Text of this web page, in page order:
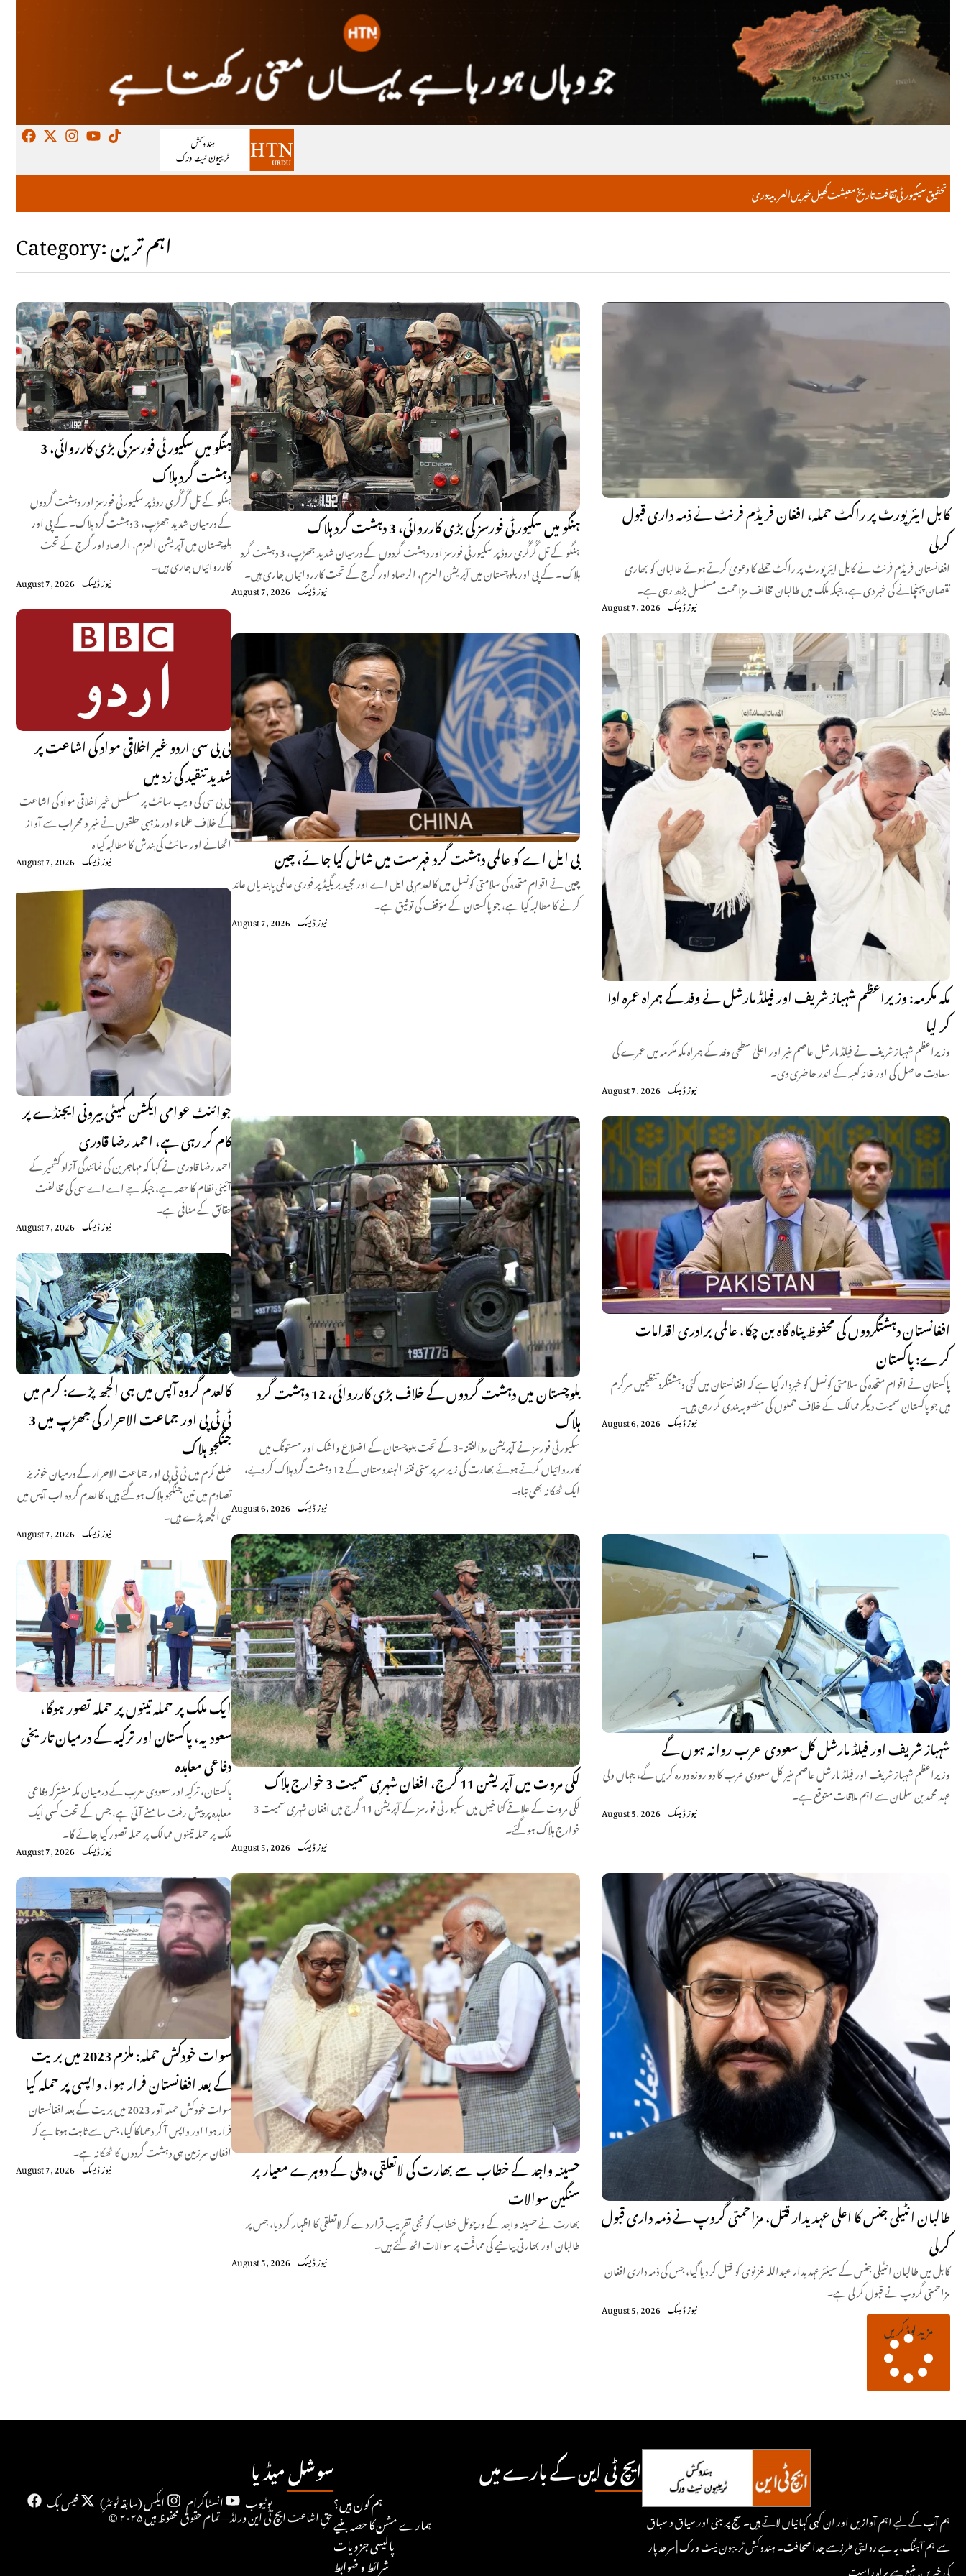
خبریںکھیلمعیشتتاریخثقافتسیکیورٹیتحقیق دریالعربية
Category: اہم ترین
ہنگو میں سکیورٹی فورسز کی بڑی کارروائی، 3
دہشت گرد ہلاک
ہنگو کے تل گُرگُری روڈ پر سکیورٹی فورسز اور دہشت گردوں
کے درمیان شدید جھڑپ، 3 دہشت گرد ہلاک۔ کے پی اور
بلوچستان میں آپریشن العزم، الرصاد اور گرج کے تحت
کارروائیاں جاری ہیں۔
August 7, 2026 نیوز ڈیسک
بی بی سی اردو غیر اخلاقی مواد کی اشاعت پر
شدید تنقید کی زد میں
بی بی سی کی ویب سائٹ پر مسلسل غیر اخلاقی مواد کی اشاعت
کے خلاف علماء اور مذہبی حلقوں نے منبر و محراب سے آواز
اٹھانے اور سائٹ کی بندش کا مطالبہ کیا ہ
August 7, 2026 نیوز ڈیسک
جوائنٹ عوامی ایکشن کمیٹی بیرونی ایجنڈے پر
کام کر رہی ہے، احمد رضا قادری
احمد رضا قادری نے کہا کہ مہاجرین کی نمائندگی آزاد کشمیر کے
آئینی نظام کا حصہ ہے، جبکہ جے اے اے سی کی مخالفت
حقائق کے منافی ہے۔
August 7, 2026 نیوز ڈیسک
کالعدم گروہ آپس میں ہی الجھ پڑے: کرم میں
ٹی ٹی پی اور جماعت الاحرار کی جھڑپ میں 3
جنگجو ہلاک
ضلع کرم میں ٹی ٹی پی اور جماعت الاحرار کے درمیان خونریز
تصادم میں تین جنگجو ہلاک ہو گئے ہیں، کالعدم گروہ اب آپس میں
ہی الجھ پڑے ہیں۔
August 7, 2026 نیوز ڈیسک
ایک ملک پر حملہ تینوں پر حملہ تصور ہوگا،
سعودیہ، پاکستان اور ترکیہ کے درمیان تاریخی
دفاعی معاہدہ
پاکستان، ترکیہ اور سعودی عرب کے درمیان مکہ مشترکہ دفاعی
معاہدہ پر پیش رفت سامنے آئی ہے، جس کے تحت کسی ایک
ملک پر حملہ تینوں ممالک پر حملہ تصور کیا جائے گا۔
August 7, 2026 نیوز ڈیسک
سوات خودکش حملہ: ملزم 2023 میں بریت
کے بعد افغانستان فرار ہوا، واپسی پر حملہ کیا
سوات خودکش حملہ آور 2023 میں بریت کے بعد افغانستان
فرار ہوا اور واپس آ کر دھماکا کیا، جس سے ثابت ہوتا ہے کہ
افغان سرزمین ہی دہشت گردوں کا ٹھکانہ ہے۔
August 7, 2026 نیوز ڈیسک
ہنگو میں سکیورٹی فورسز کی بڑی کارروائی، 3 دہشت گرد ہلاک
ہنگو کے تل گُرگُری روڈ پر سکیورٹی فورسز اور دہشت گردوں کے درمیان شدید جھڑپ، 3 دہشت گرد
ہلاک۔ کے پی اور بلوچستان میں آپریشن العزم، الرصاد اور گرج کے تحت کارروائیاں جاری ہیں۔
August 7, 2026 نیوز ڈیسک
کابل ایئرپورٹ پر راکٹ حملہ، افغان فریڈم فرنٹ نے ذمہ داری قبول
کرلی
افغانستان فریڈم فرنٹ نے کابل ایئرپورٹ پر راکٹ حملے کا دعویٰ کرتے ہوئے طالبان کو بھاری
نقصان پہنچانے کی خبر دی ہے، جبکہ ملک میں طالبان مخالف مزاحمت مسلسل بڑھ رہی ہے۔
August 7, 2026 نیوز ڈیسک
بی ایل اے کو عالمی دہشت گرد فہرست میں شامل کیا جائے، چین
چین نے اقوام متحدہ کی سلامتی کونسل میں کالعدم بی ایل اے اور مجید بریگیڈ پر فوری عالمی پابندیاں عائد
کرنے کا مطالبہ کیا ہے، جو پاکستان کے مؤقف کی توثیق ہے۔
August 7, 2026 نیوز ڈیسک
مکہ مکرمہ: وزیراعظم شہباز شریف اور فیلڈ مارشل نے وفد کے ہمراہ عمرہ ادا
کر لیا
وزیراعظم شہباز شریف نے فیلڈ مارشل عاصم منیر اور اعلیٰ سطحی وفد کے ہمراہ مکہ مکرمہ میں عمرے کی
سعادت حاصل کی اور خانہ کعبہ کے اندر حاضری دی۔
August 7, 2026 نیوز ڈیسک
بلوچستان میں دہشت گردوں کے خلاف بڑی کارروائی، 12 دہشت گرد
ہلاک
سکیورٹی فورسز نے آپریشن ردالفتنہ-3 کے تحت بلوچستان کے اضلاع واشک اور مستونگ میں
کارروائیاں کرتے ہوئے بھارت کی زیر سرپرستی فتنہ الہندوستان کے 12 دہشت گرد ہلاک کر دیے،
ایک ٹھکانہ بھی تباہ۔
August 6, 2026 نیوز ڈیسک
افغانستان دہشتگردوں کی محفوظ پناہ گاہ بن چکا، عالمی برادری اقدامات
کرے: پاکستان
پاکستان نے اقوام متحدہ کی سلامتی کونسل کو خبردار کیا ہے کہ افغانستان میں کئی دہشتگرد تنظیمیں سرگرم
ہیں جو پاکستان سمیت دیگر ممالک کے خلاف حملوں کی منصوبہ بندی کر رہی ہیں۔
August 6, 2026 نیوز ڈیسک
لکی مروت میں آپریشن 11 گرج، افغان شہری سمیت 3 خوارج ہلاک
لکی مروت کے علاقے کٹا خیل میں سکیورٹی فورسز کے آپریشن 11 گرج میں افغان شہری سمیت 3
خوارج ہلاک ہو گئے۔
August 5, 2026 نیوز ڈیسک
شہباز شریف اور فیلڈ مارشل کل سعودی عرب روانہ ہوں گے
وزیراعظم شہباز شریف اور فیلڈ مارشل عاصم منیر کل سعودی عرب کا دو روزہ دورہ کریں گے، جہاں ولی
عہد محمد بن سلمان سے اہم ملاقات متوقع ہے۔
August 5, 2026 نیوز ڈیسک
حسینہ واجد کے خطاب سے بھارت کی لاتعلقی، دہلی کے دوہرے معیار پر
سنگین سوالات
بھارت نے حسینہ واجد کے ورچوئل خطاب کو نجی تقریب قرار دے کر لاتعلقی کا اظہار کر دیا، جس پر
طالبان اور بھارتی بیانیے کی مماثؒت پر سوالات اٹھ گئے ہیں۔
August 5, 2026 نیوز ڈیسک
طالبان انٹیلی جنس کا اعلی عہدیدار قتل، مزاحمتی گروپ نے ذمہ داری قبول
کرلی
کابل میں طالبان انٹیلی جنس کے سینئر عہدیدار عبداللہ غزنوی کو قتل کر دیا گیا، جس کی ذمہ داری افغان
مزاحمتی گروپ نے قبول کر لی ہے۔
August 5, 2026 نیوز ڈیسک
مزید لوڈ کریں
ہم آپ کے لیے اہم آوازیں اور ان کہی کہانیاں لاتے ہیں۔ سچ پر مبنی اور سیاق و سباق
سے ہم آہنگ، یہ ہے روایتی طرزسے جدا صحافت۔ ہندوکش ٹریبون نیٹ ورک | سرحد پار
کی خبریں، منبع سے براہِ راست
ایچ ٹی این کے بارے میں
ہم کون ہیں؟
ہمارے مشن کا حصہ بنیے
پالیسی جزویات
شرائط و ضوابط
سوشل میڈیا
فیس بک ایکس (سابقہ ٹوئٹر) انسٹاگرام یوٹیوب
© ۲۰۲۵ حقِ اشاعت ایچ ٹی این ورلڈ — تمام حقوق محفوظ ہیں